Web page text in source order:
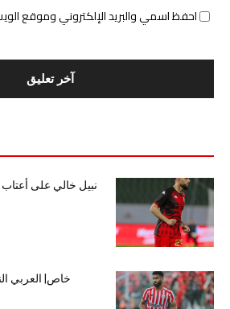
احفظ اسمي والبريد الإلكتروني وموقع
نبيل خالي على أعتاب
خاص| العربي